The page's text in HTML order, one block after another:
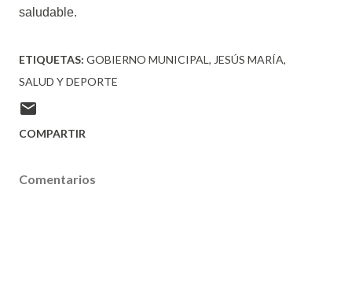
saludable.
ETIQUETAS: GOBIERNO MUNICIPAL
JESÚS MARÍA
SALUD Y DEPORTE
COMPARTIR
Comentarios